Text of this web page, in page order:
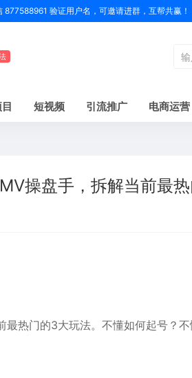
验证用户名，可邀请进群，互帮共赢！
短视频 引流推广 电商运营
操盘手，拆解当前最
最热门的3大玩法。不懂如何起号？